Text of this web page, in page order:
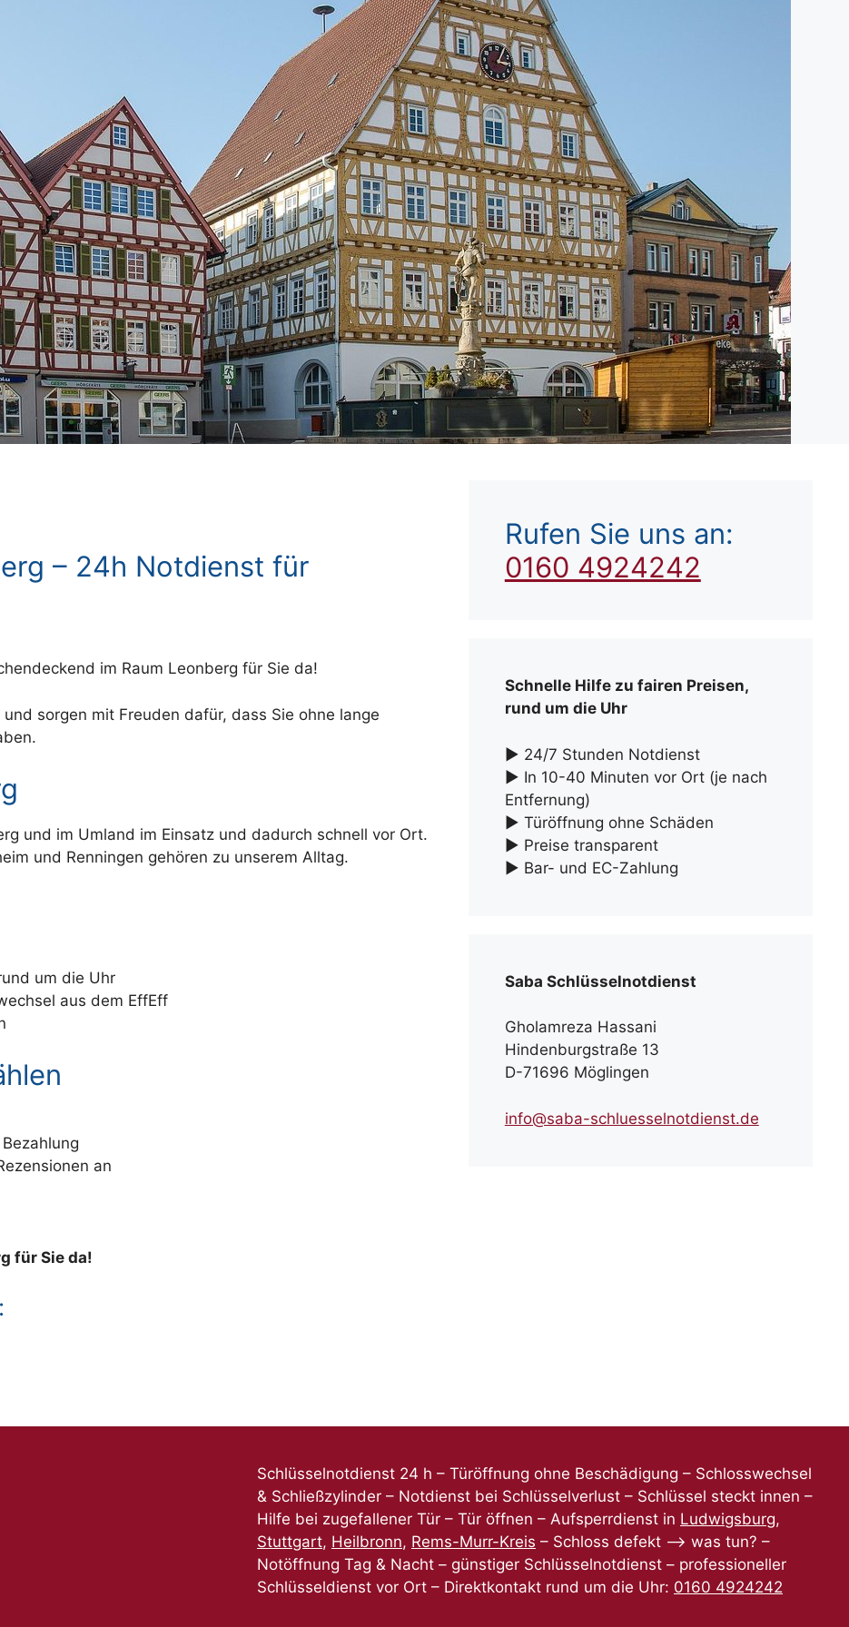
– 24h Notdienst für
im Raum Leonberg für Sie da!
sorgen mit Freuden dafür, dass Sie ohne lange
und im Umland im Einsatz und dadurch schnell vor Ort.
und Renningen gehören zu unserem Alltag.
um die Uhr
aus dem EffEff
an
für Sie da!
Rufen Sie uns an:
0160 4924242
Schnelle Hilfe zu fairen Preisen,
rund um die Uhr
► 24/7 Stunden Notdienst
► In 10-40 Minuten vor Ort (je nach
Entfernung)
► Türöffnung ohne Schäden
► Preise transparent
► Bar- und EC-Zahlung
Saba Schlüsselnotdienst
Gholamreza Hassani
Hindenburgstraße 13
D-71696 Möglingen
info@saba-schluesselnotdienst.de
Schlüsselnotdienst 24 h – Türöffnung ohne Beschädigung – Schlosswechsel
& Schließzylinder – Notdienst bei Schlüsselverlust – Schlüssel steckt innen –
Hilfe bei zugefallener Tür – Tür öffnen – Aufsperrdienst in Ludwigsburg,
Stuttgart, Heilbronn, Rems-Murr-Kreis – Schloss defekt –> was tun? –
Notöffnung Tag & Nacht – günstiger Schlüsselnotdienst – professioneller
Schlüsseldienst vor Ort – Direktkontakt rund um die Uhr: 0160 4924242